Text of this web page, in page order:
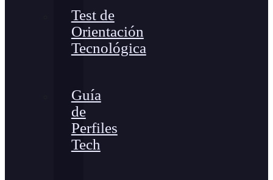
Test de
Orientación
Tecnológica
Guía
de
Perfiles
Tech